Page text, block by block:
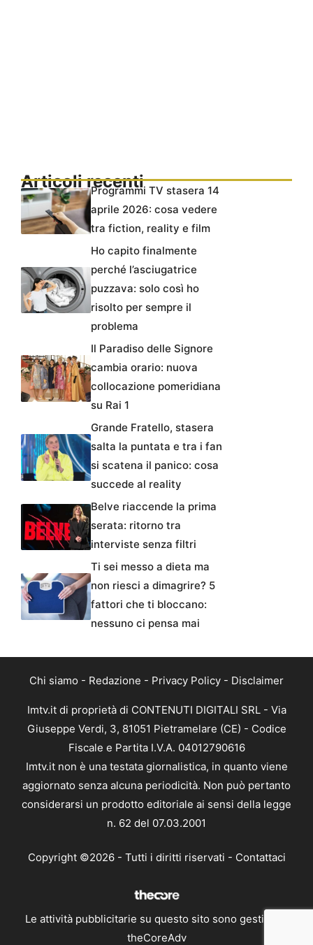
Articoli recentiProgrammi TV stasera 14
aprile 2026: cosa vedere
tra fiction, reality e film
Ho capito finalmente
perché l’asciugatrice
puzzava: solo così ho
risolto per sempre il
problema
Il Paradiso delle Signore
cambia orario: nuova
collocazione pomeridiana
su Rai 1
Grande Fratello, stasera
salta la puntata e tra i fan
si scatena il panico: cosa
succede al reality
Belve riaccende la prima
serata: ritorno tra
interviste senza filtri
Ti sei messo a dieta ma
non riesci a dimagrire? 5
fattori che ti bloccano:
nessuno ci pensa mai
Chi siamo - Redazione - Privacy Policy - Disclaimer
Imtv.it di proprietà di CONTENUTI DIGITALI SRL - Via
Giuseppe Verdi, 3, 81051 Pietramelare (CE) - Codice
Fiscale e Partita I.V.A. 04012790616
Imtv.it non è una testata giornalistica, in quanto viene
aggiornato senza alcuna periodicità. Non può pertanto
considerarsi un prodotto editoriale ai sensi della legge
n. 62 del 07.03.2001
Copyright ©2026 - Tutti i diritti riservati - Contattaci
Le attività pubblicitarie su questo sito sono gestite da
theCoreAdv